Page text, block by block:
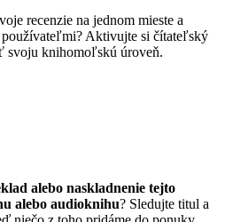
recenzie na jednom mieste a
Aktivujte si čítateľský
svoju knihomoľskú úroveň.
alebo naskladnenie tejto
alebo audioknihu? Sledujte titul a